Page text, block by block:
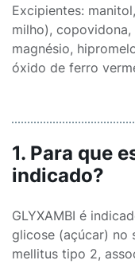
Excipientes:
milho),
magnésio,
óxido de ferro
1. Para que
indicado?
GLYXAMBI é
glicose (açúcar) no
mellitus tipo 2,